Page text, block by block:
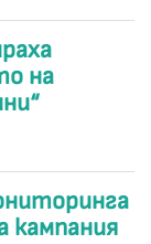
на
кампания